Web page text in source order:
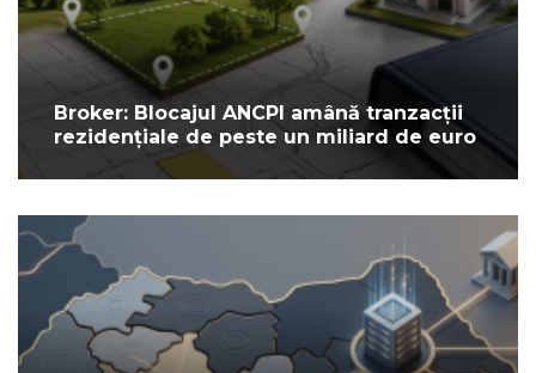
Broker: Blocajul ANCPI amână tranzacții
rezidențiale de peste un miliard de euro